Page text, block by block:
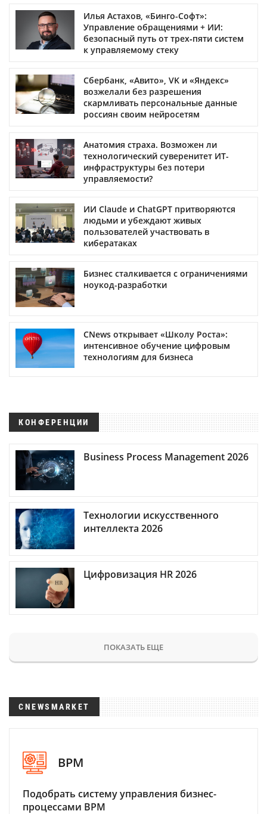
Илья Астахов, «Бинго-Софт»:
Управление обращениями + ИИ:
безопасный путь от трех‑пяти систем
к управляемому стеку
Сбербанк, «Авито», VK и «Яндекс»
возжелали без разрешения
скармливать персональные данные
россиян своим нейросетям
Анатомия страха. Возможен ли
технологический суверенитет ИТ-
инфраструктуры без потери
управляемости?
ИИ Claude и ChatGPT притворяются
людьми и убеждают живых
пользователей участвовать в
кибератаках
Бизнес сталкивается с ограничениями
ноукод-разработки
CNews открывает «Школу Роста»:
интенсивное обучение цифровым
технологиям для бизнеса
КОНФЕРЕНЦИИ
Business Process Management 2026
Технологии искусственного
интеллекта 2026
Цифровизация HR 2026
ПОКАЗАТЬ ЕЩЕ
CNEWSMARKET
BPM
Подобрать систему управления бизнес-
процессами BPM